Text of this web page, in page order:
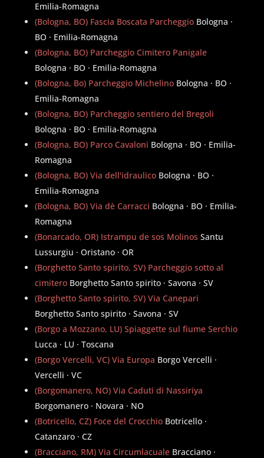
Emilia-Romagna
(Bologna, BO) Fascia Boscata Parcheggio Bologna ·
BO · Emilia-Romagna
(Bologna, BO) Parcheggio Cimitero Panigale
Bologna · BO · Emilia-Romagna
(Bologna, Bo) Parcheggio Michelino Bologna · BO ·
Emilia-Romagna
(Bologna, BO) Parcheggio sentiero del Bregoli
Bologna · BO · Emilia-Romagna
(Bologna, BO) Parco Cavaloni Bologna · BO · Emilia-
Romagna
(Bologna, BO) Via dell'idraulico Bologna · BO ·
Emilia-Romagna
(Bologna, BO) Via dè Carracci Bologna · BO · Emilia-
Romagna
(Bonarcado, OR) Istrampu de sos Molinos Santu
Lussurgiu · Oristano · OR
(Borghetto Santo spirito, SV) Parcheggio sotto al
cimitero Borghetto Santo spirito · Savona · SV
(Borghetto Santo spirito, SV) Via Canepari
Borghetto Santo spirito · Savona · SV
(Borgo a Mozzano, LU) Spiaggette sul fiume Serchio
Lucca · LU · Toscana
(Borgo Vercelli, VC) Via Europa Borgo Vercelli ·
Vercelli · VC
(Borgomanero, NO) Via Caduti di Nassiriya
Borgomanero · Novara · NO
(Botricello, CZ) Foce del Crocchio Botricello ·
Catanzaro · CZ
(Bracciano, RM) Via Circumlacuale Bracciano ·